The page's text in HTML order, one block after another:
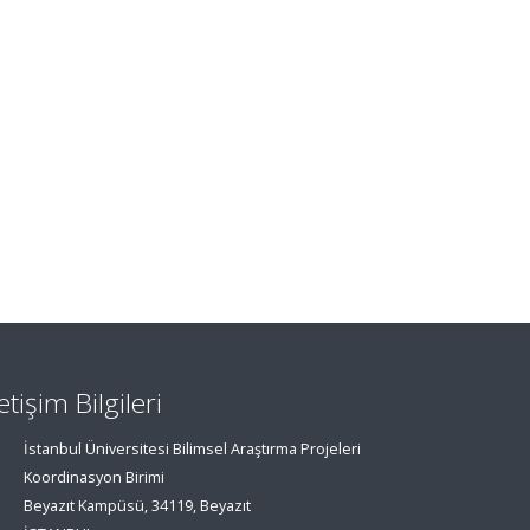
Bilgileri
İstanbul Üniversitesi Bilimsel Araştırma Projeleri
Koordinasyon Birimi
Beyazıt Kampüsü, 34119, Beyazıt